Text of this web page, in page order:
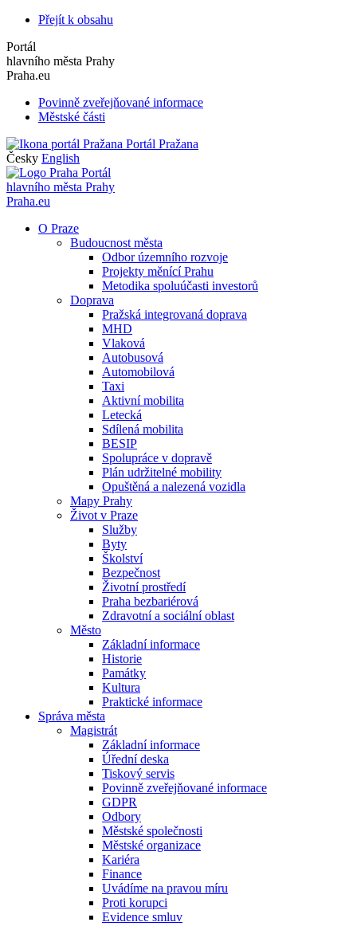
Přejít k obsahu
Portál
hlavního města Prahy
Praha.eu
Povinně zveřejňované informace
Městské části
Portál Pražana
Česky English
Portál
hlavního města Prahy
Praha.eu
O Praze
Budoucnost města
Odbor územního rozvoje
Projekty měnící Prahu
Metodika spoluúčasti investorů
Doprava
Pražská integrovaná doprava
MHD
Vlaková
Autobusová
Automobilová
Taxi
Aktivní mobilita
Letecká
Sdílená mobilita
BESIP
Spolupráce v dopravě
Plán udržitelné mobility
Opuštěná a nalezená vozidla
Mapy Prahy
Život v Praze
Služby
Byty
Školství
Bezpečnost
Životní prostředí
Praha bezbariérová
Zdravotní a sociální oblast
Město
Základní informace
Historie
Památky
Kultura
Praktické informace
Správa města
Magistrát
Základní informace
Úřední deska
Tiskový servis
Povinně zveřejňované informace
GDPR
Odbory
Městské společnosti
Městské organizace
Kariéra
Finance
Uvádíme na pravou míru
Proti korupci
Evidence smluv